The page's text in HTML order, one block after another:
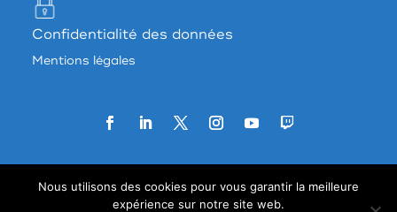
Confidentialité des données
Mentions légales
Agence web: 33 francs
Nous utilisons des cookies pour vous garantir la meilleure
expérience sur notre site web.